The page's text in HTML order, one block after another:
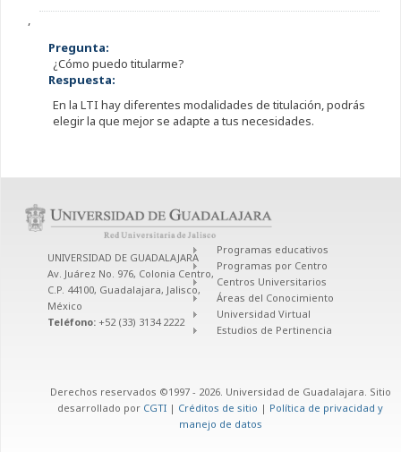
,
Pregunta:
¿Cómo puedo titularme?
Respuesta:
En la LTI hay diferentes modalidades de titulación, podrás
elegir la que mejor se adapte a tus necesidades.
UNIVERSIDAD DE GUADALAJARA
Av. Juárez No. 976, Colonia Centro,
C.P. 44100, Guadalajara, Jalisco,
México
Teléfono: +52 (33) 3134 2222
Programas educativos
Programas por Centro
Centros Universitarios
Áreas del Conocimiento
Universidad Virtual
Estudios de Pertinencia
Derechos reservados ©1997 - 2026. Universidad de Guadalajara. Sitio
desarrollado por CGTI | Créditos de sitio | Política de privacidad y
manejo de datos